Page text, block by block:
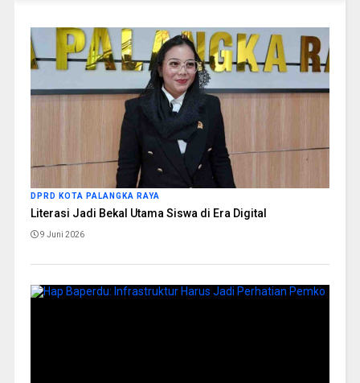
DPRD KOTA PALANGKA RAYA
Literasi Jadi Bekal Utama Siswa di Era Digital
9 Juni 2026